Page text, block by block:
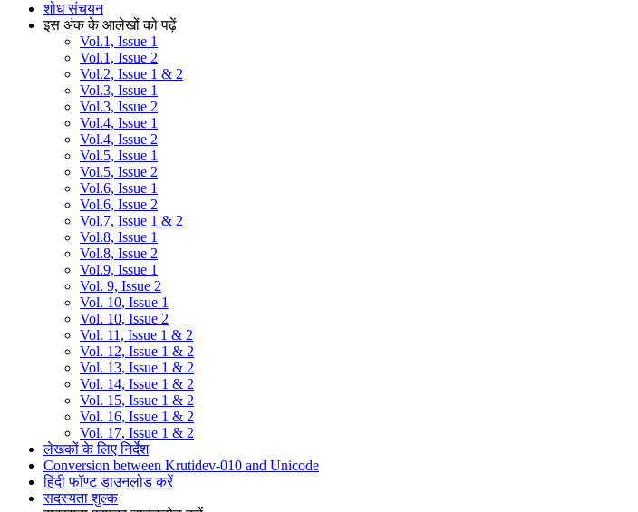
शोध संचयन
इस अंक के आलेखों को पढ़ें
Vol.1, Issue 1
Vol.1, Issue 2
Vol.2, Issue 1 & 2
Vol.3, Issue 1
Vol.3, Issue 2
Vol.4, Issue 1
Vol.4, Issue 2
Vol.5, Issue 1
Vol.5, Issue 2
Vol.6, Issue 1
Vol.6, Issue 2
Vol.7, Issue 1 & 2
Vol.8, Issue 1
Vol.8, Issue 2
Vol.9, Issue 1
Vol. 9, Issue 2
Vol. 10, Issue 1
Vol. 10, Issue 2
Vol. 11, Issue 1 & 2
Vol. 12, Issue 1 & 2
Vol. 13, Issue 1 & 2
Vol. 14, Issue 1 & 2
Vol. 15, Issue 1 & 2
Vol. 16, Issue 1 & 2
Vol. 17, Issue 1 & 2
लेखकों के लिए निर्देश
Conversion between Krutidev-010 and Unicode
हिंदी फॉण्ट डाउनलोड करें
सदस्यता शुल्क